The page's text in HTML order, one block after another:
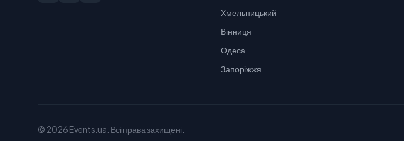
Хмельницький
Вінниця
Одеса
Запоріжжя
© 2026 Events.ua. Всі права захищені.